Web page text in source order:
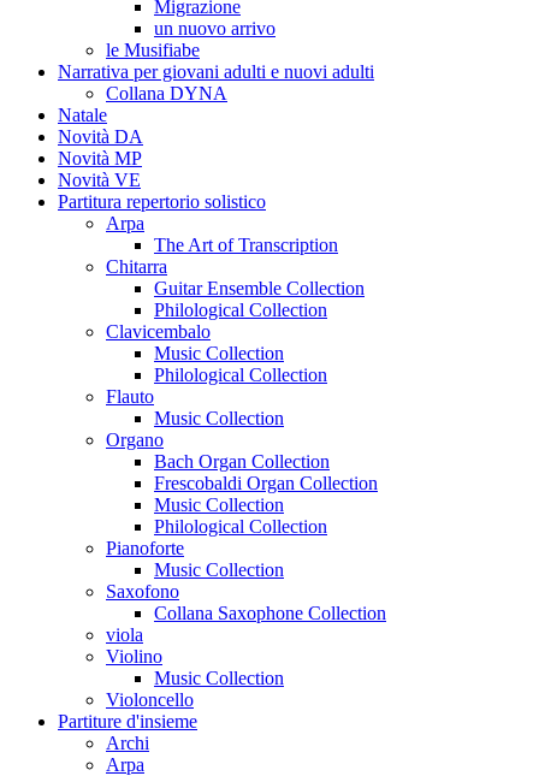
Migrazione
un nuovo arrivo
le Musifiabe
Narrativa per giovani adulti e nuovi adulti
Collana DYNA
Natale
Novità DA
Novità MP
Novità VE
Partitura repertorio solistico
Arpa
The Art of Transcription
Chitarra
Guitar Ensemble Collection
Philological Collection
Clavicembalo
Music Collection
Philological Collection
Flauto
Music Collection
Organo
Bach Organ Collection
Frescobaldi Organ Collection
Music Collection
Philological Collection
Pianoforte
Music Collection
Saxofono
Collana Saxophone Collection
viola
Violino
Music Collection
Violoncello
Partiture d'insieme
Archi
Arpa